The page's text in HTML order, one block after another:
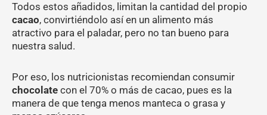
Todos estos añadidos, limitan la cantidad del propio
cacao, convirtiéndolo así en un alimento más
atractivo para el paladar, pero no tan bueno para
nuestra salud.
Por eso, los nutricionistas recomiendan consumir
chocolate con el 70% o más de cacao, pues es la
manera de que tenga menos manteca o grasa y